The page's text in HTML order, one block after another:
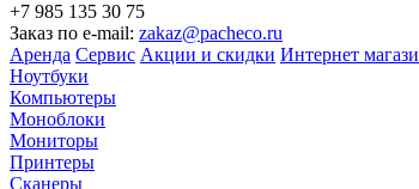
+7 985 135 30 75
Заказ по e-mail: zakaz@pacheco.ru
Аренда Сервис Акции и скидки Интернет
Ноутбуки
Компьютеры
Моноблоки
Мониторы
Принтеры
Сканеры